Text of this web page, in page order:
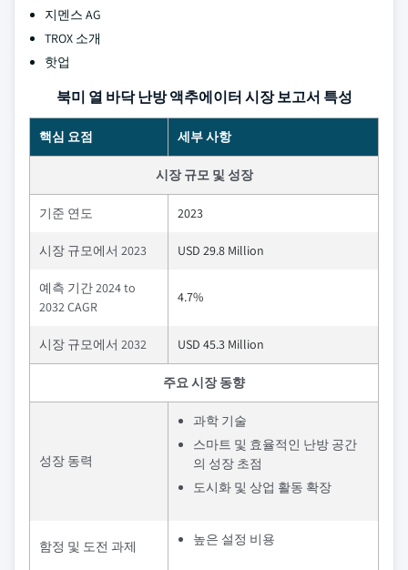
지멘스 AG
TROX 소개
핫업
북미 열 바닥 난방 액추에이터 시장 보고서 특성
핵심 요점 세부 사항
시장 규모 및 성장
기준 연도 2023
시장 규모에서 2023 USD 29.8 Million
예측 기간 2024 to
2032 CAGR
4.7%
시장 규모에서 2032 USD 45.3 Million
주요 시장 동향
성장 동력
과학 기술
스마트 및 효율적인 난방 공간
의 성장 초점
도시화 및 상업 활동 확장
함정 및 도전 과제 높은 설정 비용